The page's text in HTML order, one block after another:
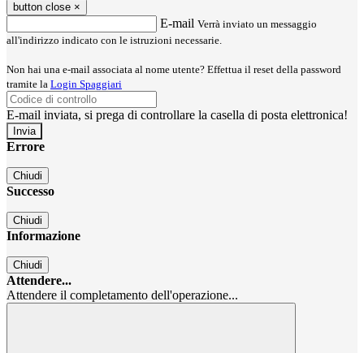
button close ×
E-mail Verrà inviato un messaggio
all'indirizzo indicato con le istruzioni necessarie.
Non hai una e-mail associata al nome utente? Effettua il reset della password
tramite la Login Spaggiari
E-mail inviata, si prega di controllare la casella di posta elettronica!
Errore
Chiudi
Successo
Chiudi
Informazione
Chiudi
Attendere...
Attendere il completamento dell'operazione...